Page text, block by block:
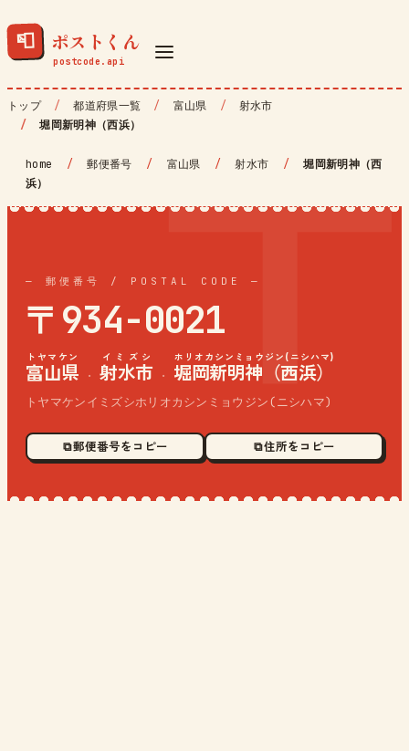
📮 ポストくん
トップ 都道府県一覧 富山県
射水市
堀岡新明神（西浜）
home / 郵便番号 / 富山県 / 射水市 /
堀岡新明神（西
浜）
— 郵便番号 / POSTAL CODE —
〒934-0021
富山県
トヤマケン
· 射水市
イミズシ
· 堀岡新明神（西浜）
ホリオカシンミョウジン(ニシハマ)
トヤマケンイミズシホリオカシンミョウジン(ニシハマ)
⧉ 郵便番号をコピー ⧉ 住所をコピー